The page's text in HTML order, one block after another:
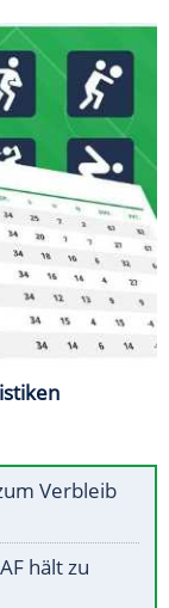
Verbleib
hält zu